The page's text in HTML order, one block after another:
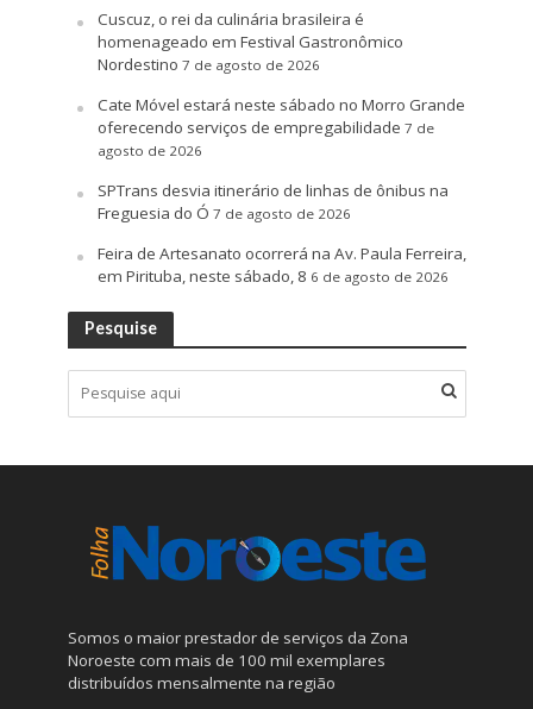
Cuscuz, o rei da culinária brasileira é
homenageado em Festival Gastronômico
Nordestino 7 de agosto de 2026
Cate Móvel estará neste sábado no Morro Grande
oferecendo serviços de empregabilidade 7 de
agosto de 2026
SPTrans desvia itinerário de linhas de ônibus na
Freguesia do Ó 7 de agosto de 2026
Feira de Artesanato ocorrerá na Av. Paula Ferreira,
em Pirituba, neste sábado, 8 6 de agosto de 2026
Pesquise
Somos o maior prestador de serviços da Zona
Noroeste com mais de 100 mil exemplares
distribuídos mensalmente na região